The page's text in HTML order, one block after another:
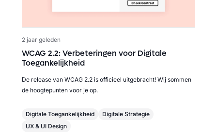
2 jaar geleden
WCAG 2.2: Verbeteringen voor Digitale
Toegankelijkheid
De release van WCAG 2.2 is officieel uitgebracht! Wij sommen
de hoogtepunten voor je op.
Digitale Toegankelijkheid
Digitale Strategie
UX & UI Design